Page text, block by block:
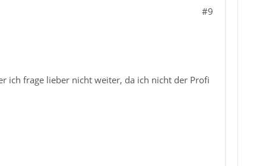
#9
ich frage lieber nicht weiter, da ich nicht der Profi